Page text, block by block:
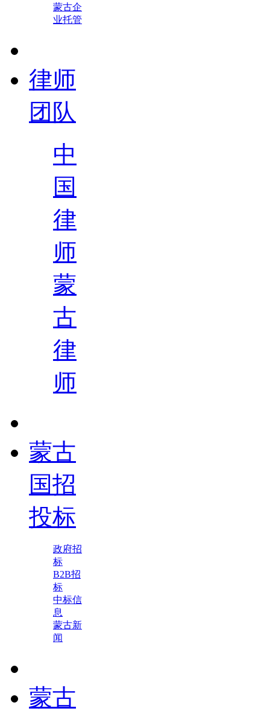
蒙古企
业托管
律师
团队
中
国
律
师
蒙
古
律
师
蒙古
国招
投标
政府招
标
B2B招
标
中标信
息
蒙古新
闻
蒙古